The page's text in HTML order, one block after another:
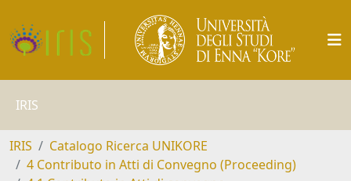
IRIS
IRIS
Catalogo Ricerca UNIKORE
4 Contributo in Atti di Convegno (Proceeding)